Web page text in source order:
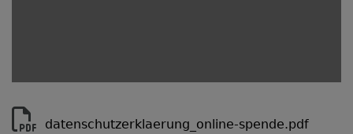
datenschutzerklaerung_online-spende.pdf